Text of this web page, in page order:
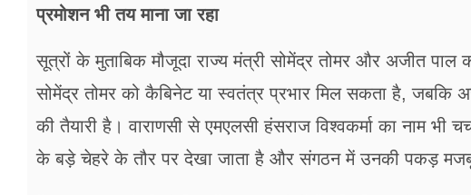
प्रमोशन भी तय माना जा रहा
सूत्रों के मुताबिक मौजूदा राज्य मंत्री सोमेंद्र तोमर और अजीत
सोमेंद्र तोमर को कैबिनेट या स्वतंत्र प्रभार मिल सकता है,
की तैयारी है। वाराणसी से एमएलसी हंसराज विश्वकर्मा का नाम भी
के बड़े चेहरे के तौर पर देखा जाता है और संगठन में उनकी पकड़